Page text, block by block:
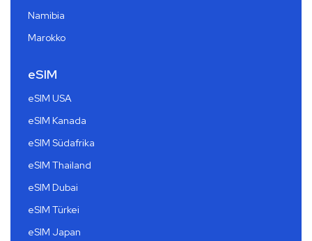
Namibia
Marokko
eSIM
eSIM USA
eSIM Kanada
eSIM Südafrika
eSIM Thailand
eSIM Dubai
eSIM Türkei
eSIM Japan